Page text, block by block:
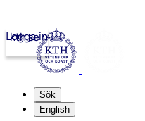
kth.se
Logga in
Sök
English